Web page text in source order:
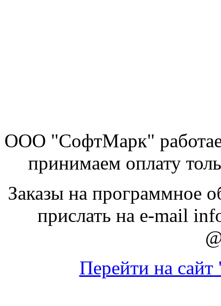
ООО "СофтМарк"
принимаем оплату
Заказы на программное
прислать на e-mail
Перейти на